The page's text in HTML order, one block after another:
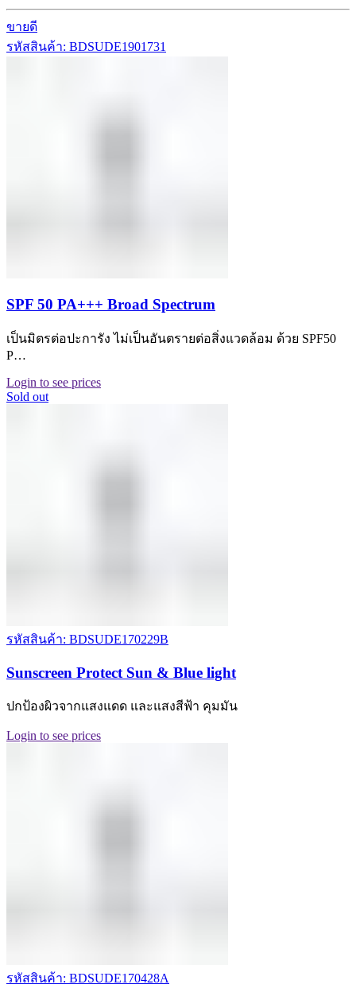
ขายดี
รหัสสินค้า: BDSUDE1901731
SPF 50 PA+++ Broad Spectrum
เป็นมิตรต่อปะการัง ไม่เป็นอันตรายต่อสิ่งแวดล้อม ด้วย SPF50
P…
Login to see prices
Sold out
รหัสสินค้า: BDSUDE170229B
Sunscreen Protect Sun & Blue light
ปกป้องผิวจากแสงแดด และแสงสีฟ้า คุมมัน
Login to see prices
รหัสสินค้า: BDSUDE170428A